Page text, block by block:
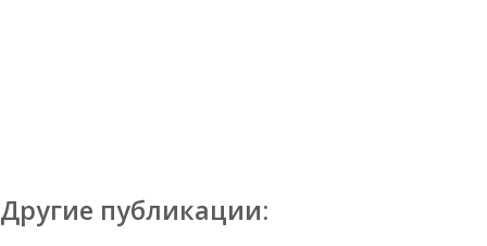
Другие публикации: